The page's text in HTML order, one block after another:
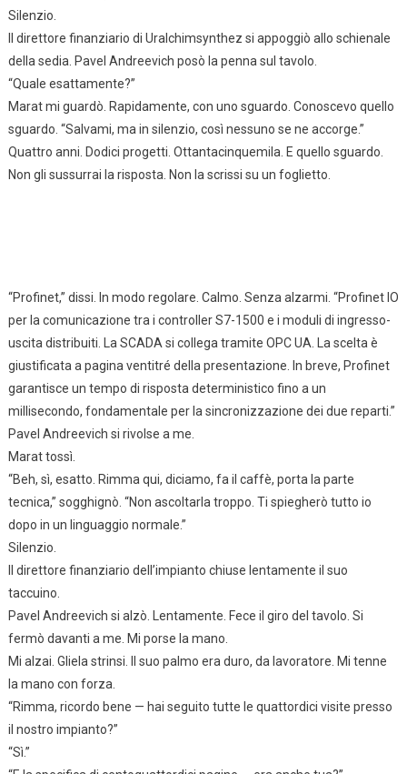
Silenzio.
Il direttore finanziario di Uralchimsynthez si appoggiò allo schienale
della sedia. Pavel Andreevich posò la penna sul tavolo.
“Quale esattamente?”
Marat mi guardò. Rapidamente, con uno sguardo. Conoscevo quello
sguardo. “Salvami, ma in silenzio, così nessuno se ne accorge.”
Quattro anni. Dodici progetti. Ottantacinquemila. E quello sguardo.
Non gli sussurrai la risposta. Non la scrissi su un foglietto.
“Profinet,” dissi. In modo regolare. Calmo. Senza alzarmi. “Profinet IO
per la comunicazione tra i controller S7-1500 e i moduli di ingresso-
uscita distribuiti. La SCADA si collega tramite OPC UA. La scelta è
giustificata a pagina ventitré della presentazione. In breve, Profinet
garantisce un tempo di risposta deterministico fino a un
millisecondo, fondamentale per la sincronizzazione dei due reparti.”
Pavel Andreevich si rivolse a me.
Marat tossì.
“Beh, sì, esatto. Rimma qui, diciamo, fa il caffè, porta la parte
tecnica,” sogghignò. “Non ascoltarla troppo. Ti spiegherò tutto io
dopo in un linguaggio normale.”
Silenzio.
Il direttore finanziario dell’impianto chiuse lentamente il suo
taccuino.
Pavel Andreevich si alzò. Lentamente. Fece il giro del tavolo. Si
fermò davanti a me. Mi porse la mano.
Mi alzai. Gliela strinsi. Il suo palmo era duro, da lavoratore. Mi tenne
la mano con forza.
“Rimma, ricordo bene — hai seguito tutte le quattordici visite presso
il nostro impianto?”
“Sì.”